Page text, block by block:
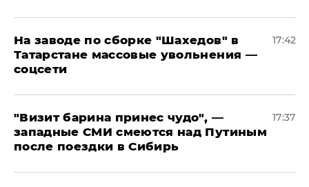
На заводе по сборке "Шахедов" в
Татарстане массовые увольнения —
соцсети
17:42
"Визит барина принес чудо", —
западные СМИ смеются над Путиным
после поездки в Сибирь
17:37